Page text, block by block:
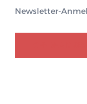
Newsletter-